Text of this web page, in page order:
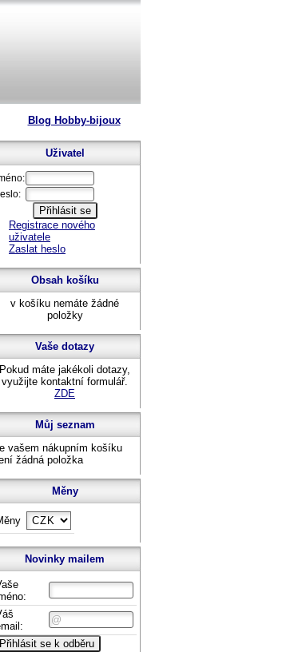
Blog Hobby-bijoux
Uživatel
Registrace nového
uživatele
Zaslat heslo
Obsah košíku
v košíku nemáte žádné
položky
Vaše dotazy
Pokud máte jakékoli dotazy,
využijte kontaktní formulář.
ZDE
Můj seznam
vašem nákupním košíku
žádná položka
Měny
Novinky mailem